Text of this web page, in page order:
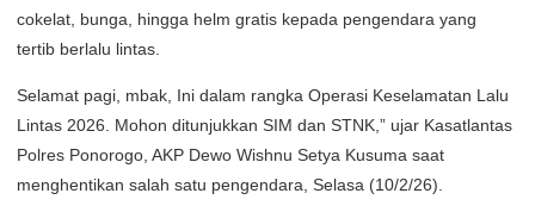
cokelat, bunga, hingga helm gratis kepada pengendara yang
tertib berlalu lintas.
Selamat pagi, mbak, Ini dalam rangka Operasi Keselamatan Lalu
Lintas 2026. Mohon ditunjukkan SIM dan STNK,” ujar Kasatlantas
Polres Ponorogo, AKP Dewo Wishnu Setya Kusuma saat
menghentikan salah satu pengendara, Selasa (10/2/26).